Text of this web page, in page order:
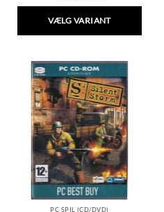
VÆLG VARIANT
har
flere
varianter.
Mulighederne
kan
vælges
på
varesiden
PC SPIL (CD/DVD)